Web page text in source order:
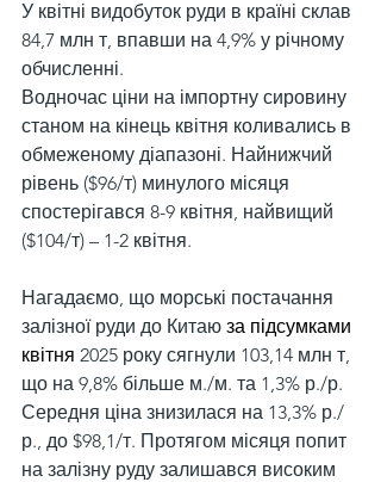
У квітні видобуток руди в країні склав
84,7 млн т, впавши на 4,9% у річному
обчисленні.
Водночас ціни на імпортну сировину
станом на кінець квітня коливались в
обмеженому діапазоні. Найнижчий
рівень ($96/т) минулого місяця
спостерігався 8-9 квітня, найвищий
($104/т) – 1-2 квітня.
Нагадаємо, що морські постачання
залізної руди до Китаю за підсумками
квітня 2025 року сягнули 103,14 млн т,
що на 9,8% більше м./м. та 1,3% р./р.
Середня ціна знизилася на 13,3% р./
р., до $98,1/т. Протягом місяця попит
на залізну руду залишався високим